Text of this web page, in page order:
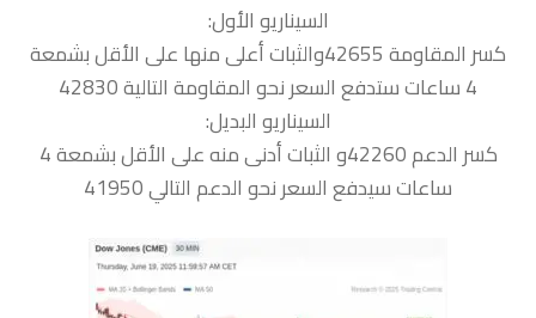
السيناريو الأول:
كسر المقاومة 42655والثبات أعلى منها على الأقل بشمعة
4 ساعات ستدفع السعر نحو المقاومة التالية 42830
السيناريو البديل:
كسر الدعم 42260و الثبات أدنى منه على الأقل بشمعة 4
ساعات سيدفع السعر نحو الدعم التالي 41950